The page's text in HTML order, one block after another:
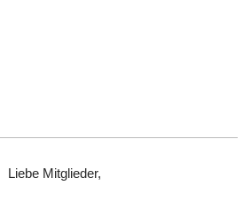
Liebe Mitglieder,